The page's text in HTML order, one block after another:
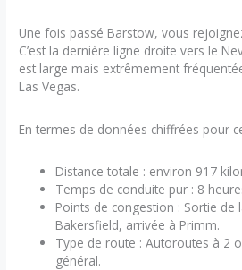
Une fois passé Barstow, vous
C’est la dernière ligne droite vers le
est large mais extrêmement
Las Vegas.
En termes de données chiffrées pour
Distance totale : environ 917
Temps de conduite pur : 8
Points de congestion : Sortie de
Bakersfield, arrivée à Primm.
Type de route : Autoroutes à 2
général.